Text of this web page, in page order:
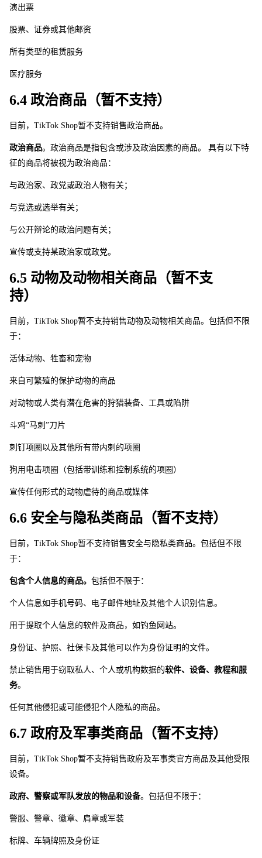
演出票
股票、证券或其他邮资
所有类型的租赁服务
医疗服务
6.4 政治商品（暂不支持）
目前，TikTok Shop暂不支持销售政治商品。
政治商品。政治商品是指包含或涉及政治因素的商品。 具有以下特
征的商品将被视为政治商品：
与政治家、政党或政治人物有关；
与竞选或选举有关；
与公开辩论的政治问题有关；
宣传或支持某政治家或政党。
6.5 动物及动物相关商品（暂不支
持）
目前，TikTok Shop暂不支持销售动物及动物相关商品。包括但不限
于：
活体动物、牲畜和宠物
来自可繁殖的保护动物的商品
对动物或人类有潜在危害的狩猎装备、工具或陷阱
斗鸡“马刺”刀片
刺钉项圈以及其他所有带内刺的项圈
狗用电击项圈（包括带训练和控制系统的项圈）
宣传任何形式的动物虐待的商品或媒体
6.6 安全与隐私类商品（暂不支持）
目前，TikTok Shop暂不支持销售安全与隐私类商品。包括但不限
于：
包含个人信息的商品。 包括但不限于：
个人信息如手机号码、电子邮件地址及其他个人识别信息。
用于提取个人信息的软件及商品，如钓鱼网站。
身份证、护照、社保卡及其他可以作为身份证明的文件。
禁止销售用于窃取私人、个人或机构数据的软件、设备、教程和服
务。
任何其他侵犯或可能侵犯个人隐私的商品。
6.7 政府及军事类商品（暂不支持）
目前，TikTok Shop暂不支持销售政府及军事类官方商品及其他受限
设备。
政府、警察或军队发放的物品和设备。包括但不限于：
警服、警章、徽章、肩章或军装
标牌、车辆牌照及身份证